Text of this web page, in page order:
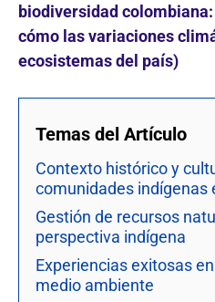
biodiversidad
cómo las variaciones
ecosistemas del país)
Temas del Artículo
Contexto histórico y
comunidades indígenas
Gestión de recursos
perspectiva indígena
Experiencias exitosas
medio ambiente